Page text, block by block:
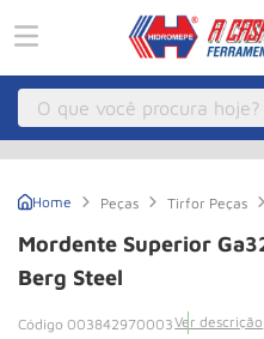
O que você procura hoje?
Peças Tirfor Peças
Mordente Superior
Berg Steel
003842970003Ver descrição
Guincho Eletrico
3 Macaco Hidraulico